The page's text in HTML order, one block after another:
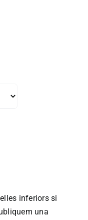
inferiors si
una